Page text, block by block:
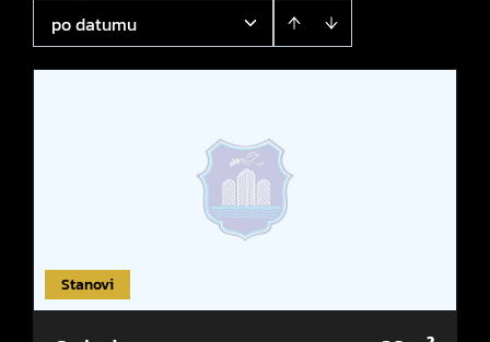
po datumu
Stanovi